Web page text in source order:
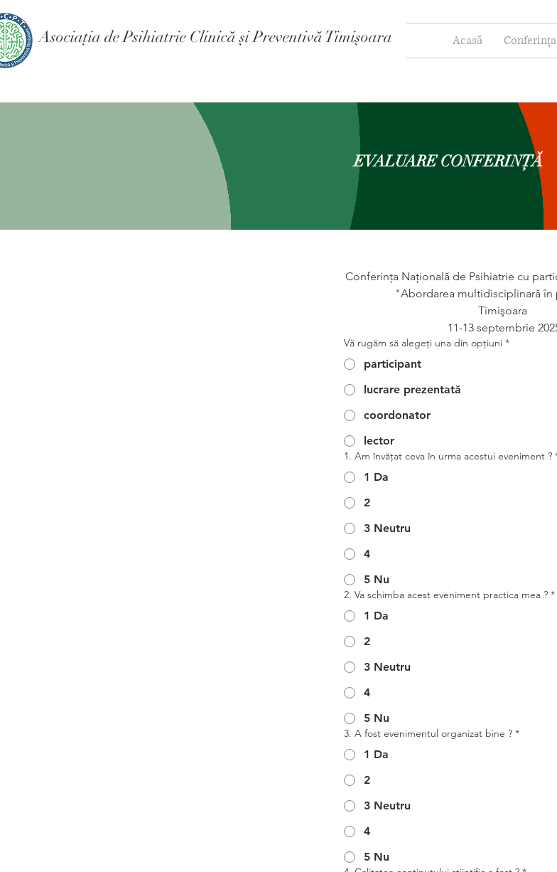
Asociația de Psihiatrie Clinică și Preventivă Timișoara Acasă
EVALUARE CONFERINŢĂ
Conferinţa Naţională de Psihiatrie cu
11-13 septembrie
Vă rugăm să alegeţi una din opţiuni *
participant
lucrare prezentată
coordonator
lector
1. Am învăţat ceva în urma acestui eveniment ?
1 Da
2
3 Neutru
4
5 Nu
2. Va schimba acest eveniment practica mea ? *
1 Da
2
3 Neutru
4
5 Nu
3. A fost evenimentul organizat bine ? *
1 Da
2
3 Neutru
4
5 Nu